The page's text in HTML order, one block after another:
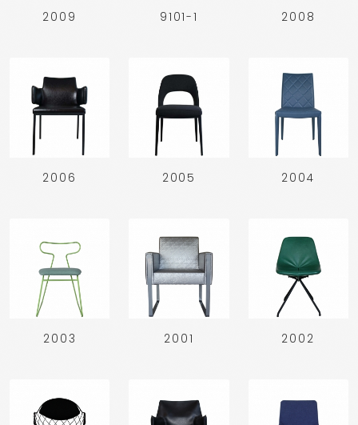
2009 9101-1 2008
2006 2005 2004
2003 2001 2002